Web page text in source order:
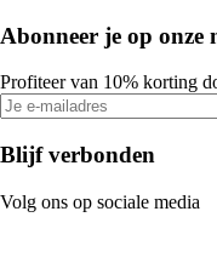
Abonneer je op onze
Profiteer van 10% korting
Blijf verbonden
Volg ons op sociale media